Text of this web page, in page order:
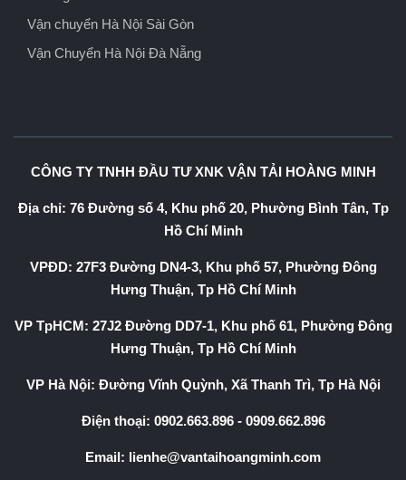
Vận chuyển Hà Nội Sài Gòn
Vận Chuyển Hà Nội Đà Nẵng
CÔNG TY TNHH ĐẦU TƯ XNK VẬN TẢI HOÀNG MINH
Địa chỉ: 76 Đường số 4, Khu phố 20, Phường Bình Tân, Tp
Hồ Chí Minh
VPĐD: 27F3 Đường DN4-3, Khu phố 57, Phường Đông
Hưng Thuận, Tp Hồ Chí Minh
VP TpHCM: 27J2 Đường DD7-1, Khu phố 61, Phường Đông
Hưng Thuận, Tp Hồ Chí Minh
VP Hà Nội: Đường Vĩnh Quỳnh, Xã Thanh Trì, Tp Hà Nội
Điện thoại: 0902.663.896- 0909.662.896
Email: lienhe@vantaihoangminh.com